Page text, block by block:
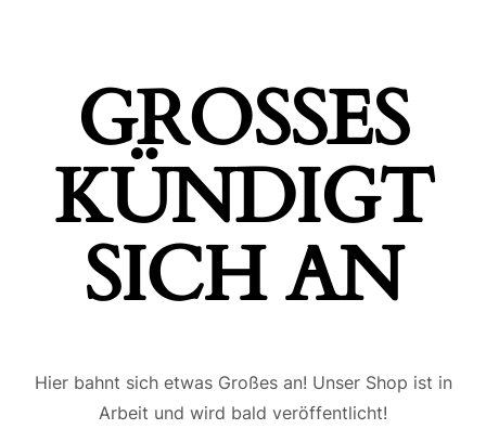
GROSSES K
ÜNDIGT S
ICH AN
Hier bahnt sich etwas Großes an! Unser Shop ist in
Arbeit und wird bald veröffentlicht!